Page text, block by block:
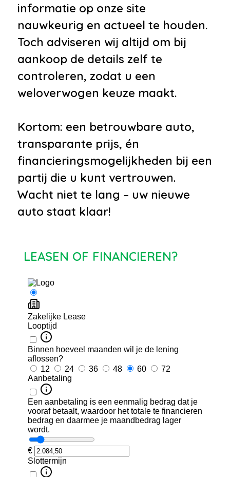
informatie op onze site
nauwkeurig en actueel te houden.
Toch adviseren wij altijd om bij
aankoop de details zelf te
controleren, zodat u een
weloverwogen keuze maakt.
Kortom: een betrouwbare auto,
transparante prijs, én
financieringsmogelijkheden bij een
partij die u kunt vertrouwen.
Wacht niet te lang – uw nieuwe
auto staat klaar!
LEASEN OF FINANCIEREN?